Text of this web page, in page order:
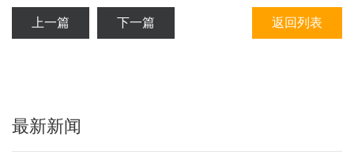
返回列表
上一篇 下一篇
最新新闻